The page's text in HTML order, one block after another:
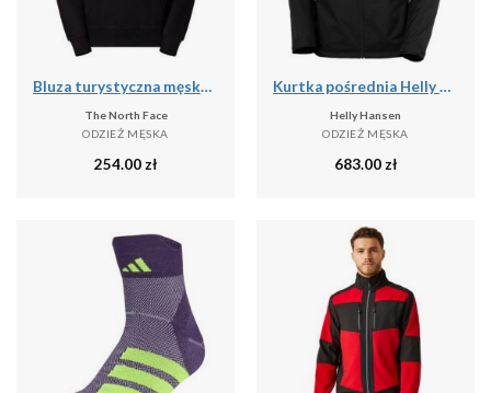
Bluza turystyczna męska The North Face M Simple Dome Hoodie
The North Face
ODZIEŻ MĘSKA
254.00zł
Kurtka pośrednia Helly Hansen Crew 2
Helly Hansen
ODZIEŻ MĘSKA
683.00zł